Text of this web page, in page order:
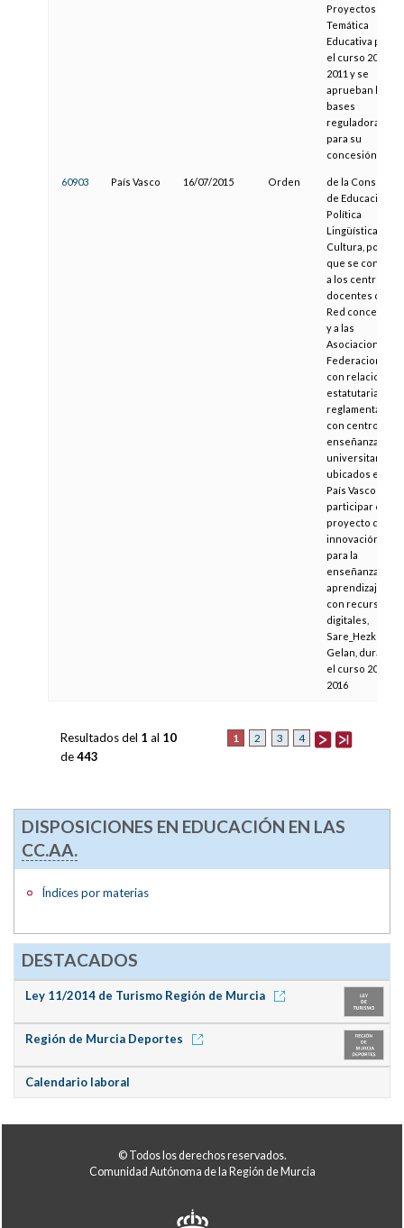
Proyectos de
Temática
Educativa para
el curso 2010-
2011 y se
aprueban las
bases
reguladoras
para su
concesión
60903 País Vasco 16/07/2015 Orden
de la Consejera
de Educación,
Política
Lingüística y
Cultura, por la
que se convoca
a los centros
docentes de la
Red concertada
y a las
Asociaciones y
Federaciones
con relaciones
estatutarias o
reglamentarias
con centros de
enseñanza no
universitaria
ubicados en el
País Vasco a
participar en el
proyecto de
innovación
para la
enseñanza
aprendizaje
con recursos
digitales,
Sare_Hezkuntza
Gelan, durante
el curso 2015-
2016
1 2 3 4
Resultados del 1 al 10
de443
DISPOSICIONES EN EDUCACIÓN EN LAS
CC.AA.
Índices por materias
DESTACADOS
Ley 11/2014 de Turismo Región de Murcia
Región de Murcia Deportes
Calendario laboral
© Todos los derechos reservados.
Comunidad Autónoma de la Región de Murcia